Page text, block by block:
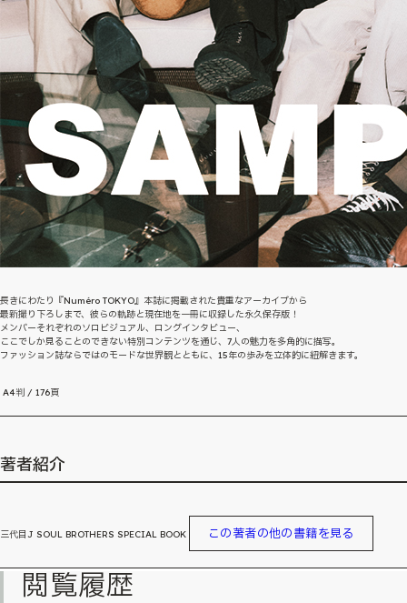
長きにわたり『Numéro TOKYO』本誌に掲載された貴重なアーカイブから
最新撮り下ろしまで、彼らの軌跡と現在地を一冊に収録した永久保存版！
メンバーそれぞれのソロビジュアル、ロングインタビュー、
ここでしか見ることのできない特別コンテンツを通じ、7人の魅力を多角的に描写。
ファッション誌ならではのモードな世界観とともに、15年の歩みを立体的に紐解きます。
A4判 / 176頁
著者紹介
三代目J SOUL BROTHERS SPECIAL BOOK この著者の他の書籍を見る
閲覧履歴